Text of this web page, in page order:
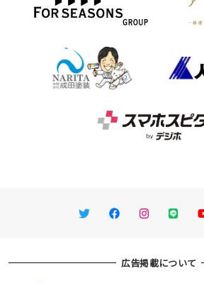
TwitterFacebookInstagram
LINE
広告掲載について